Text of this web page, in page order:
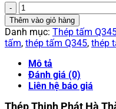
Thép
tấm
Q345/Q345B
20
ly
số
lượng
Thêm vào giỏ hàng
Danh mục: Thép tấm
tấm, thép tấm Q345, thép
Mô tả
Đánh giá (0)
Liên hệ báo giá
Thép Thịnh Phát Hà